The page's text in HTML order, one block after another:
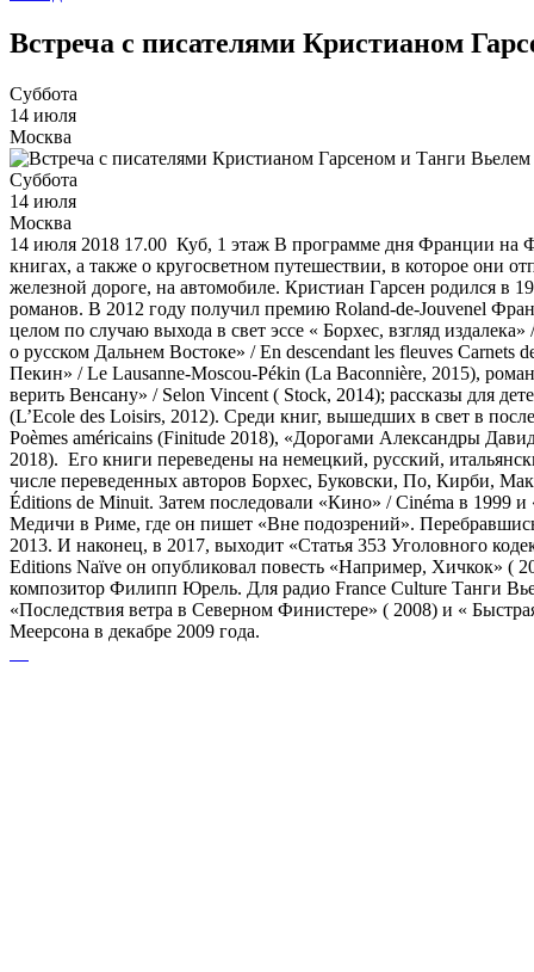
Встреча с писателями Кристианом
Суббота
14 июля
Москва
Суббота
14 июля
Москва
14 июля 2018 17.00 Куб, 1 этаж В программе дня Франции на
книгах, а также о кругосветном путешествии, в которое они
железной дороге, на автомобиле. Кристиан Гарсен родился в
романов. В 2012 году получил премию Roland-de-Jouvenel
целом по случаю выхода в свет эссе « Борхес, взгляд
о русском Дальнем Востоке» / En descendant les fleuves
Пекин» / Le Lausanne-Moscou-Pékin (La Baconnière, 2015),
верить Венсану» / Selon Vincent ( Stock, 2014); рассказы для
(L’Ecole des Loisirs, 2012). Среди книг, вышедших в свет в
Poèmes américains (Finitude 2018), «Дорогами Александры
2018). Его книги переведены на немецкий, русский,
числе переведенных авторов Борхес, Буковски, По, Кирби,
Éditions de Minuit. Затем последовали «Кино» / Cinéma в 1999
Медичи в Риме, где он пишет «Вне подозрений».
2013. И наконец, в 2017, выходит «Статья 353 Уголовного
Editions Naïve он опубликовал повесть «Например, Хичкок»
композитор Филипп Юрель. Для радио France Culture Танги
«Последствия ветра в Северном Финистере» ( 2008) и «
Меерсона в декабре 2009 года.